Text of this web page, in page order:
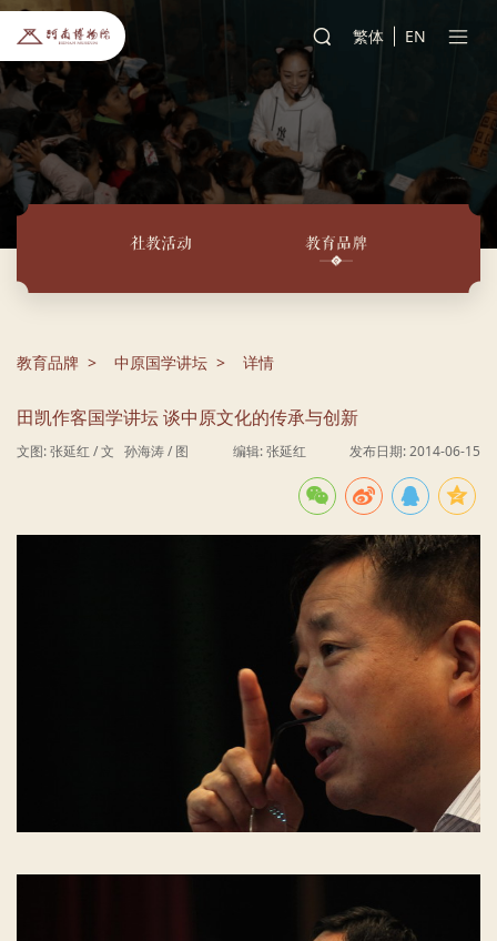
繁体 EN
社教活动 教育品牌
教育品牌 中原国学讲坛 详情
田凯作客国学讲坛 谈中原文化的传承与创新
文图: 张延红 / 文 孙海涛 / 图 编辑: 张延红 发布日期: 2014-06-15